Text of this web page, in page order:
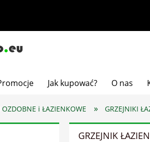
Jak kupować? O nas
OZDOBNE i ŁAZIENKOWE » GRZEJNIKI
GRZEJNIK